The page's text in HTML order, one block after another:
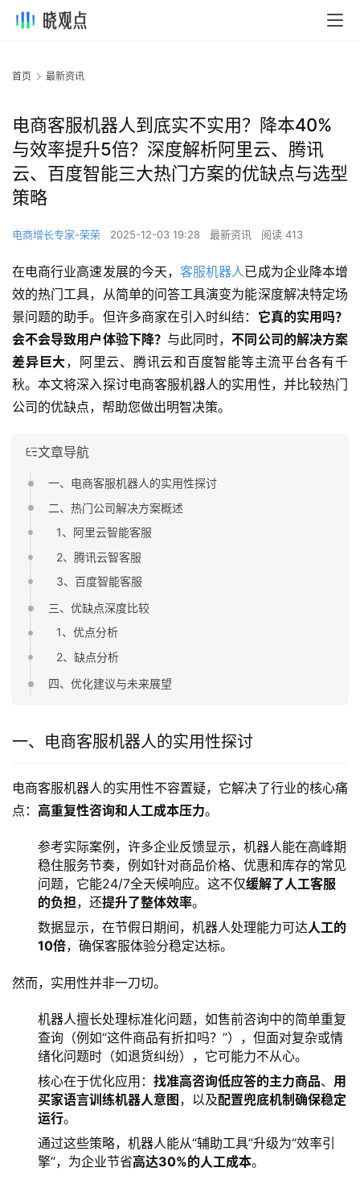
首页 最新资讯
电商客服机器人到底实不实用？降本40%
与效率提升5倍？深度解析阿里云、腾讯
云、百度智能三大热门方案的优缺点与选型
策略
电商增长专家-荣荣 2025-12-03 19:28 最新资讯 阅读 413
在电商行业高速发展的今天， 客服机器人已成为企业降本增
效的热门工具，从简单的问答工具演变为能深度解决特定场
景问题的助手。但许多商家在引入时纠结： 它真的实用吗？
会不会导致用户体验下降？ 与此同时，不同公司的解决方案
差异巨大，阿里云、腾讯云和百度智能等主流平台各有千
秋。本文将深入探讨电商客服机器人的实用性，并比较热门
公司的优缺点，帮助您做出明智决策。
文章导航
一、电商客服机器人的实用性探讨
二、热门公司解决方案概述
1、阿里云智能客服
2、腾讯云智客服
3、百度智能客服
三、优缺点深度比较
1、优点分析
2、缺点分析
四、优化建议与未来展望
一、电商客服机器人的实用性探讨
电商客服机器人的实用性不容置疑，它解决了行业的核心痛
点： 高重复性咨询和人工成本压力。
参考实际案例，许多企业反馈显示，机器人能在高峰期
稳住服务节奏，例如针对商品价格、优惠和库存的常见
问题，它能24/7全天候响应。这不仅缓解了人工客服
的负担，还提升了整体效率。
数据显示，在节假日期间，机器人处理能力可达人工的
10倍，确保客服体验分稳定达标。
然而，实用性并非一刀切。
机器人擅长处理标准化问题，如售前咨询中的简单重复
查询（例如“这件商品有折扣吗？”），但面对复杂或情
绪化问题时（如退货纠纷），它可能力不从心。
核心在于优化应用： 找准高咨询低应答的主力商品、 用
买家语言训练机器人意图 ，以及配置兜底机制确保稳定
运行。
通过这些策略，机器人能从“辅助工具”升级为“效率引
擎”，为企业节省高达30%的人工成本。